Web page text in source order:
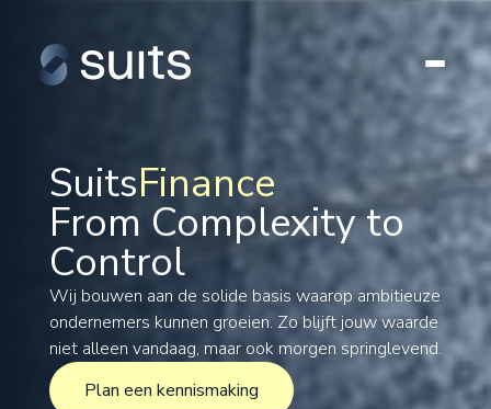
SuitsFinance
Tax
Legal
Formations
International
Projects
From Complexity to
Control
Wij bouwen aan de solide basis waarop ambitieuze
ondernemers kunnen groeien. Zo blijft jouw waarde
niet alleen vandaag, maar ook morgen springlevend.
Plan een kennismaking